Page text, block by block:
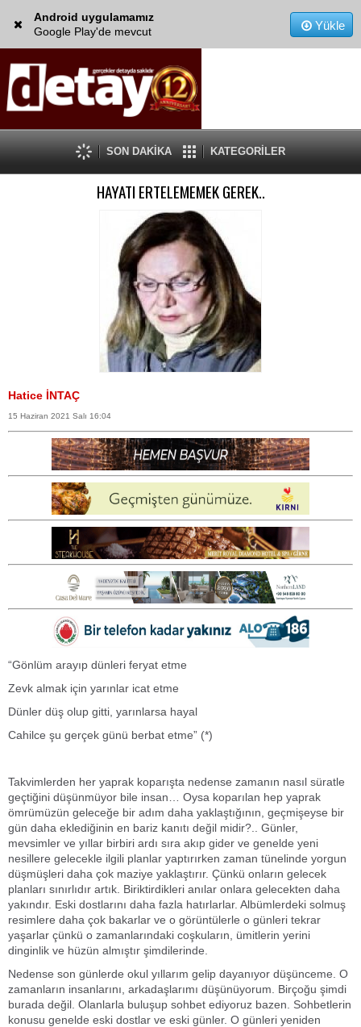
Android uygulamamız
Google Play'de mevcut
Yükle
SON DAKİKA KATEGORİLER
HAYATI ERTELEMEMEK GEREK..
Hatice İNTAÇ
15 Haziran 2021 Salı 16:04
“Gönlüm arayıp dünleri feryat etme
Zevk almak için yarınlar icat etme
Dünler düş olup gitti, yarınlarsa hayal
Cahilce şu gerçek günü berbat etme” (*)
Takvimlerden her yaprak koparışta nedense zamanın nasıl süratle
geçtiğini düşünmüyor bile insan… Oysa koparılan hep yaprak
ömrümüzün geleceğe bir adım daha yaklaştığının, geçmişeyse bir
gün daha eklediğinin en bariz kanıtı değil midir?.. Günler,
mevsimler ve yıllar birbiri ardı sıra akıp gider ve genelde yeni
nesillere gelecekle ilgili planlar yaptırırken zaman tünelinde yorgun
düşmüşleri daha çok maziye yaklaştırır. Çünkü onların gelecek
planları sınırlıdır artık. Biriktirdikleri anılar onlara gelecekten daha
yakındır. Eski dostlarını daha fazla hatırlarlar. Albümlerdeki solmuş
resimlere daha çok bakarlar ve o görüntülerle o günleri tekrar
yaşarlar çünkü o zamanlarındaki coşkuların, ümitlerin yerini
dinginlik ve hüzün almıştır şimdilerinde.
Nedense son günlerde okul yıllarım gelip dayanıyor düşünceme. O
zamanların insanlarını, arkadaşlarımı düşünüyorum. Birçoğu şimdi
burada değil. Olanlarla buluşup sohbet ediyoruz bazen. Sohbetlerin
konusu genelde eski dostlar ve eski günler. O günleri yeniden